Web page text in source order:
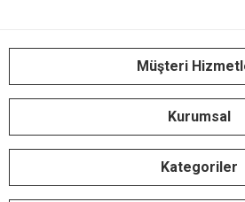
Müşteri
Kurumsal
Kategoriler